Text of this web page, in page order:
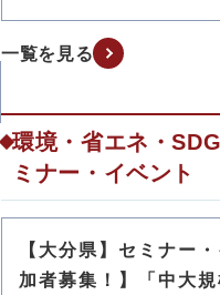
一覧を見る
環境・省エネ・
ミナー・イベント
【大分県】セミナー
加者募集！】「中大